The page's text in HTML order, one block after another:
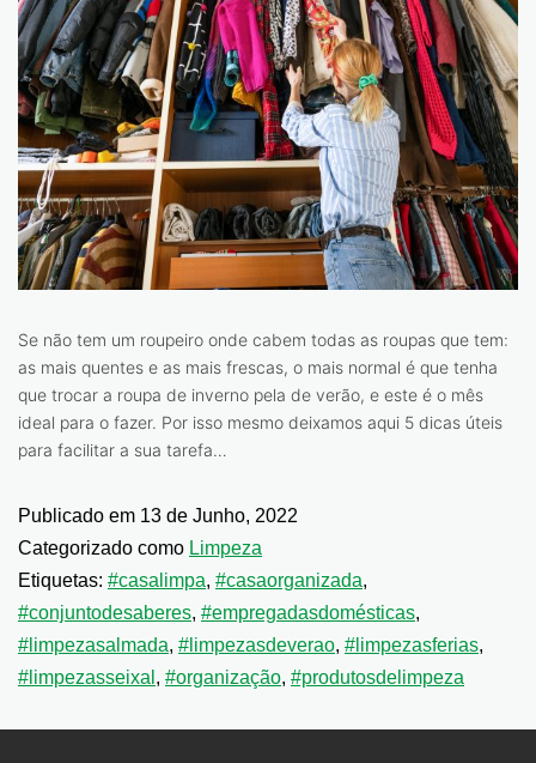
Se não tem um roupeiro onde cabem todas as roupas que tem:
as mais quentes e as mais frescas, o mais normal é que tenha
que trocar a roupa de inverno pela de verão, e este é o mês
ideal para o fazer. Por isso mesmo deixamos aqui 5 dicas úteis
para facilitar a sua tarefa…
Publicado em 13 de Junho, 2022
Categorizado como Limpeza
Etiquetas: #casalimpa, #casaorganizada,
#conjuntodesaberes, #empregadasdomésticas,
#limpezasalmada, #limpezasdeverao, #limpezasferias,
#limpezasseixal , #organização, #produtosdelimpeza